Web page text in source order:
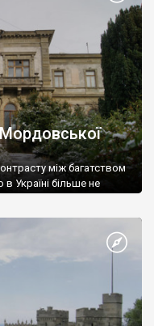
між багатством
Україні більше не